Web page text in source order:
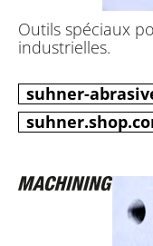
Outils spéciaux
industrielles.
suhner-